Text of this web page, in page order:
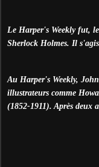
Le Harper's Weekly fut,
Sherlock Holmes. Il
Au Harper's Weekly,
illustrateurs comme
(1852-1911). Après deux